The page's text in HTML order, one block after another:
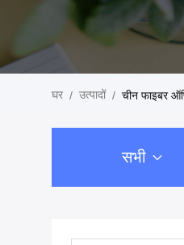
घर / उत्पादों / चीन फाइबर
सभी